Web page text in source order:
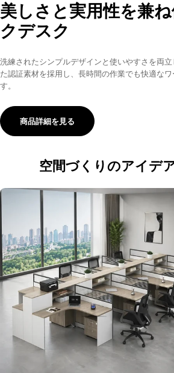
美しさと実用性を兼
クデスク
洗練されたシンプルデザインと使いやすさを両
た認証素材を採用し、長時間の作業でも快適な
す。
商品詳細を見る
空間づくりのアイデ